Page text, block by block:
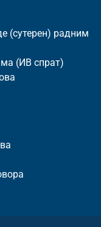
(сутерен) радним
(ИВ спрат)